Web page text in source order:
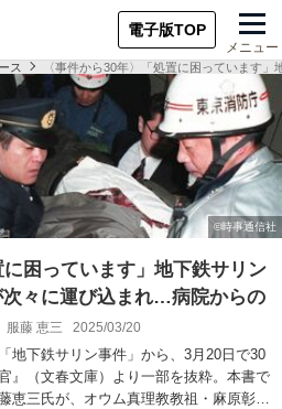
電子版TOP
メニュー
ス 〈事件から30年〉「処置に困っています
に困っています」地下鉄サリン
々に運び込まれ…病院からの
服藤 恵三 2025/03/20
地下鉄サリン事件」から、3月20日で30
』（文春文庫）より一部を抜粋。本書で
恵三氏が、オウム真理教教祖・麻原彰晃